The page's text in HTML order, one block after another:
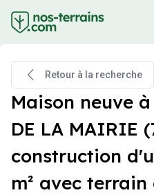
Retour à la recherche
Maison neuve
DE LA MAIRIE
construction
m² avec terrain